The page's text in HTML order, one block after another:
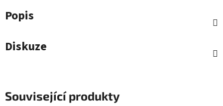
Popis
Diskuze
Související produkty